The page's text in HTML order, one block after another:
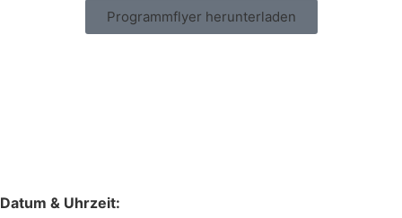
Programmflyer herunterladen
Datum & Uhrzeit: